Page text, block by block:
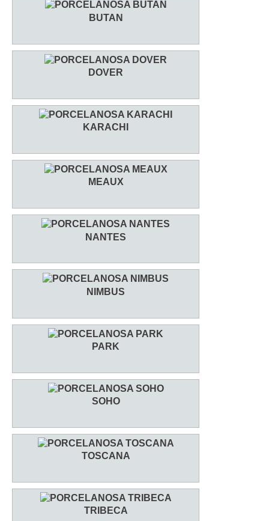
BUTAN
DOVER
KARACHI
MEAUX
NANTES
NIMBUS
PARK
SOHO
TOSCANA
TRIBECA